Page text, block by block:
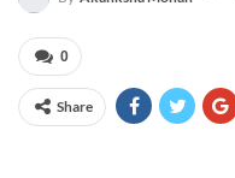
0
Share